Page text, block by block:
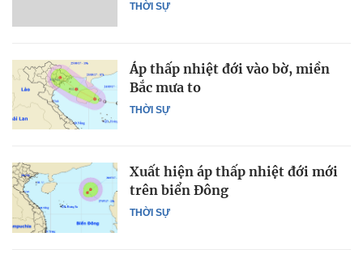
THỜI SỰ
THỜI SỰ
Áp thấp nhiệt đới vào bờ, miền
Bắc mưa to
THỜI SỰ
Xuất hiện áp thấp nhiệt đới mới
trên biển Đông